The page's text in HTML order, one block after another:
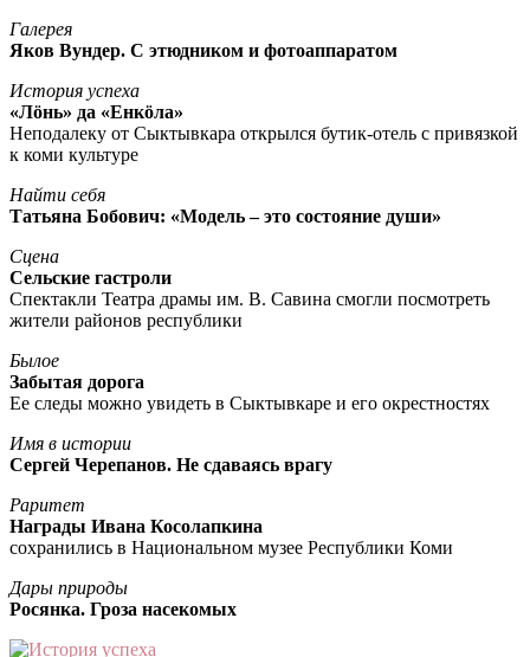
Галерея
Яков Вундер. С этюдником и фотоаппаратом
История успеха
«Лöнь» да «Енкöла»
Неподалеку от Сыктывкара открылся бутик-отель с привязкой
к коми культуре
Найти себя
Татьяна Бобович: «Модель – это состояние души»
Сцена
Сельские гастроли
Спектакли Театра драмы им. В. Савина смогли посмотреть
жители районов республики
Былое
Забытая дорога
Ее следы можно увидеть в Сыктывкаре и его окрестностях
Имя в истории
Сергей Черепанов. Не сдаваясь врагу
Раритет
Награды Ивана Косолапкина
сохранились в Национальном музее Республики Коми
Дары природы
Росянка. Гроза насекомых